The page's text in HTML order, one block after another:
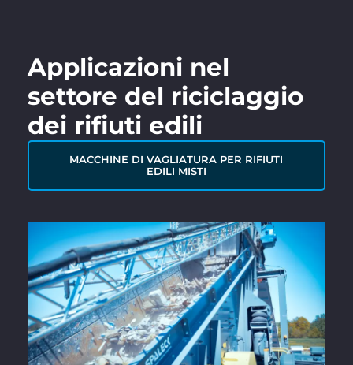
Applicazioni nel
settore del riciclaggio
dei rifiuti edili
MACCHINE DI VAGLIATURA PER RIFIUTI
EDILI MISTI